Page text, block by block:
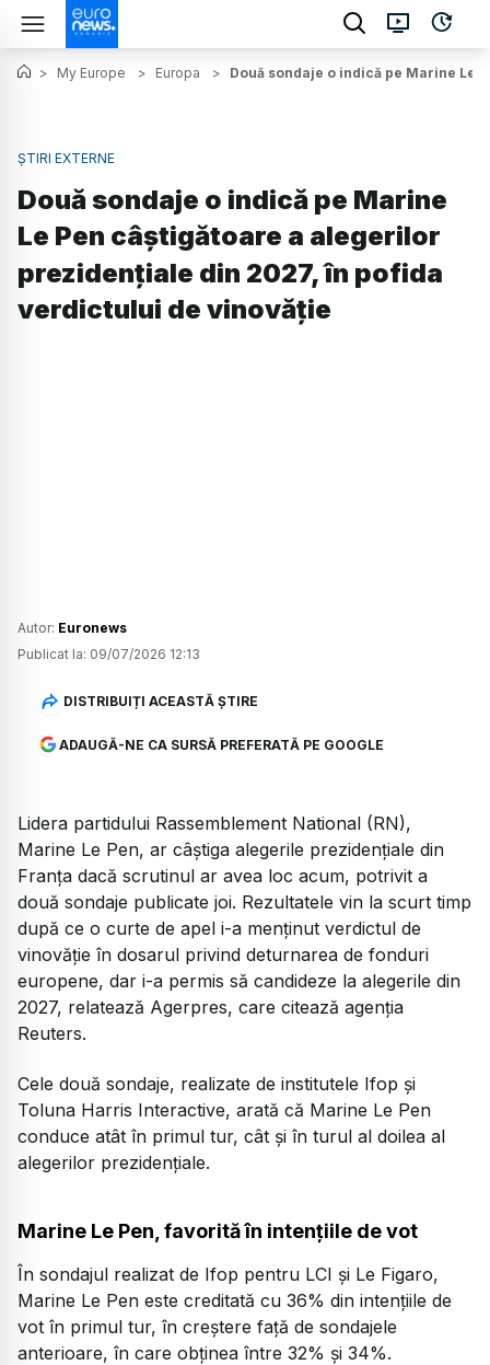
> My Europe > Europa > Două sondaje o indică pe Marine
ȘTIRI EXTERNE
Două sondaje o indică pe Marine
Le Pen câștigătoare a alegerilor
prezidențiale din 2027, în pofida
verdictului de vinovăție
Autor: Euronews
Publicat la: 09/07/2026 12:13
DISTRIBUIȚI ACEASTĂ ȘTIRE
ADAUGĂ-NE CA SURSĂ PREFERATĂ PE GOOGLE
Lidera partidului Rassemblement National (RN),
Marine Le Pen, ar câștiga alegerile prezidențiale din
Franța dacă scrutinul ar avea loc acum, potrivit a
două sondaje publicate joi. Rezultatele vin la scurt timp
după ce o curte de apel i-a menținut verdictul de
vinovăție în dosarul privind deturnarea de fonduri
europene, dar i-a permis să candideze la alegerile din
2027, relatează Agerpres, care citează agenția
Reuters.
Cele două sondaje, realizate de institutele Ifop și
Toluna Harris Interactive, arată că Marine Le Pen
conduce atât în primul tur, cât și în turul al doilea al
alegerilor prezidențiale.
Marine Le Pen, favorită în intențiile de vot
În sondajul realizat de Ifop pentru LCI și Le Figaro,
Marine Le Pen este creditată cu 36% din intențiile de
vot în primul tur, în creștere față de sondajele
anterioare, în care obținea între 32% și 34%.